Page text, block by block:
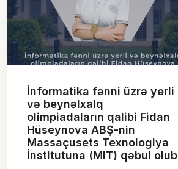
İnformatika fənni üzrə yerli
və beynəlxalq
olimpiadaların qalibi Fidan
Hüseynova ABŞ-nin
Massaçusets Texnologiya
İnstitutuna (MIT) qəbul olub